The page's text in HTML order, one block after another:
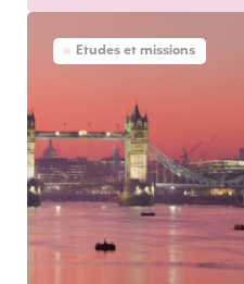
Etudes et missions